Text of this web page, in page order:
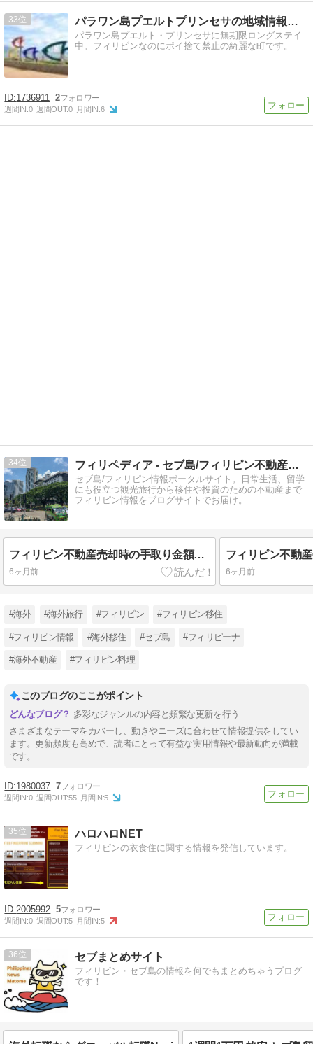
33 パラワン島プエルトプリンセサの地域情報ブログ
パラワン島プエルト・プリンセサに無期限ロングステイ
中。フィリピンなのにポイ捨て禁止の綺麗な町です。
1736911 2
週間IN:0 週間OUT:0 月間IN:6
34 フィリペディア - セブ島/フィリピン不動産・総合情報サイト
セブ島/フィリピン情報ポータルサイト。日常生活、留学
にも役立つ観光旅行から移住や投資のための不動産まで
フィリピン情報をブログサイトでお届け。
フィリピン不動産売却時の手取り金額試算シミュレーターを公開しました
6ヶ月前 6ヶ月前
#海外 #海外旅行 #フィリピン #フィリピン移住
#フィリピン情報 #海外移住 #セブ島 #フィリピーナ
#海外不動産 #フィリピン料理
このブログのここがポイント
多彩なジャンルの内容と頻繁な更新を行う
さまざまなテーマをカバーし、動きやニーズに合わせて情報提供をしてい
ます。更新頻度も高めで、読者にとって有益な実用情報や最新動向が満載
です。
1980037 7
週間IN:0 週間OUT:55 月間IN:5
35 ハロハロNET
フィリピンの衣食住に関する情報を発信しています。
2005992 5
週間IN:0 週間OUT:5 月間IN:5
36 セブまとめサイト
フィリピン・セブ島の情報を何でもまとめちゃうブログ
です！